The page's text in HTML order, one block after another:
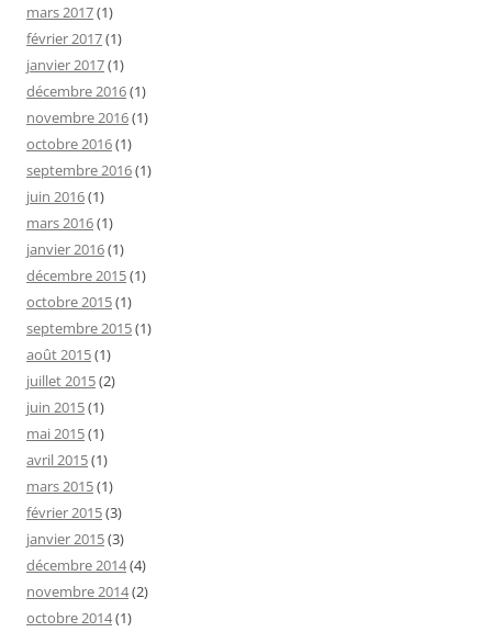
mars 2017(1)
février 2017(1)
janvier 2017(1)
décembre 2016(1)
novembre 2016(1)
octobre 2016(1)
septembre 2016(1)
juin 2016(1)
mars 2016(1)
janvier 2016(1)
décembre 2015(1)
octobre 2015(1)
septembre 2015(1)
août 2015(1)
juillet 2015(2)
juin 2015(1)
mai 2015(1)
avril 2015(1)
mars 2015(1)
février 2015(3)
janvier 2015(3)
décembre 2014(4)
novembre 2014(2)
octobre 2014(1)